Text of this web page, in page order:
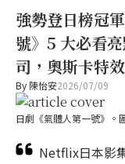
強勢登日榜冠
號》5 大必看
司，奧斯卡特
By 陳怡安2026/07/09
日劇《氣體人第一號》。
Netflix日本影